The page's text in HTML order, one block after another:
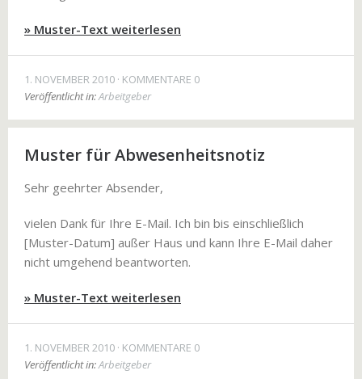
» Muster-Text weiterlesen
1. NOVEMBER 2010 KOMMENTARE 0
Veröffentlicht in:Arbeitgeber
Muster für Abwesenheitsnotiz
Sehr geehrter Absender,
vielen Dank für Ihre E-Mail. Ich bin bis einschließlich
[Muster-Datum] außer Haus und kann Ihre E-Mail daher
nicht umgehend beantworten.
» Muster-Text weiterlesen
1. NOVEMBER 2010 KOMMENTARE 0
Veröffentlicht in:Arbeitgeber